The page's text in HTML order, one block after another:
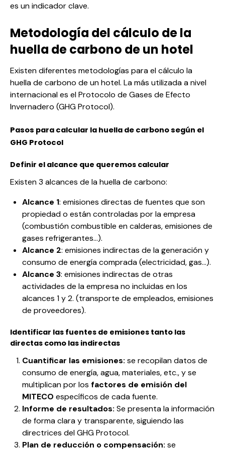
es un indicador clave.
Metodología del cálculo de la
huella de carbono de un hotel
Existen diferentes metodologías para elcálculo la
huella de carbono de un hotel. La más utilizada a nivel
internacional es el Protocolo de Gases de Efecto
Invernadero (GHG Protocol).
Pasos para calcular la huella de carbono según el
GHG Protocol
Definir el alcance que queremos calcular
Existen 3 alcances de la huella de carbono:
Alcance 1: emisiones directas de fuentes que son
propiedad o están controladas por la empresa
(combustión combustible en calderas, emisiones de
gases refrigerantes…).
Alcance 2: emisiones indirectas de la generación y
consumo de energía comprada (electricidad, gas…).
Alcance 3: emisiones indirectas de otras
actividades de la empresa no incluidas en los
alcances 1 y 2. (transporte de empleados, emisiones
de proveedores).
Identificar las fuentes de emisiones tanto las
directas como las indirectas
Cuantificar las emisiones: se recopilan datos de
consumo de energía, agua, materiales, etc., y se
multiplican por los factores de emisión del
MITECO específicos de cada fuente.
Informe de resultados: Se presenta la información
de forma clara y transparente, siguiendo las
directrices del GHG Protocol.
Plan de reducción o compensación: se